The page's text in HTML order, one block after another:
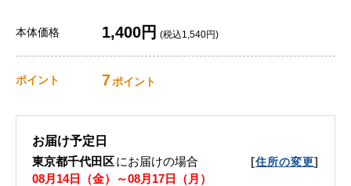
本体価格 1,400円 (税込1,540円)
ポイント 7ポイント
お届け予定日
東京都千代田区にお届けの場合 [住所の変更]
08月14日（金）～08月17日（月）